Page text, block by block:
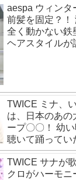
aespa ウィンタ
前髪を固定？！
全く動かない鉄
ヘアスタイルが
TWICE ミナ、
は、日本のあの
ープ〇〇！ 幼
聴いて踊ってい
趣味が明らかに
TWICE サナが
クロがハーモニ